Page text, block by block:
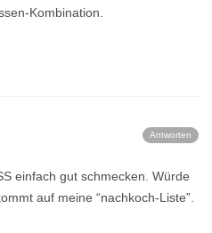
Kombination.
Antworten
einfach gut schmecken. Würde
auf meine “nachkoch-Liste”.